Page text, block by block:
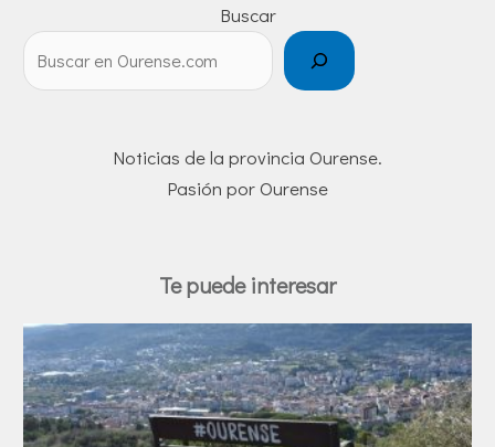
Buscar
Noticias de la provincia Ourense.
Pasión por Ourense
Te puede interesar